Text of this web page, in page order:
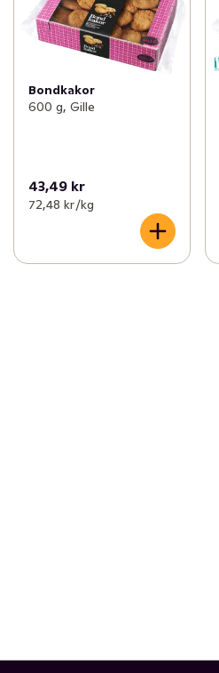
Bondkakor
600 g, Gille
43,49 kr
72,48 kr /kg